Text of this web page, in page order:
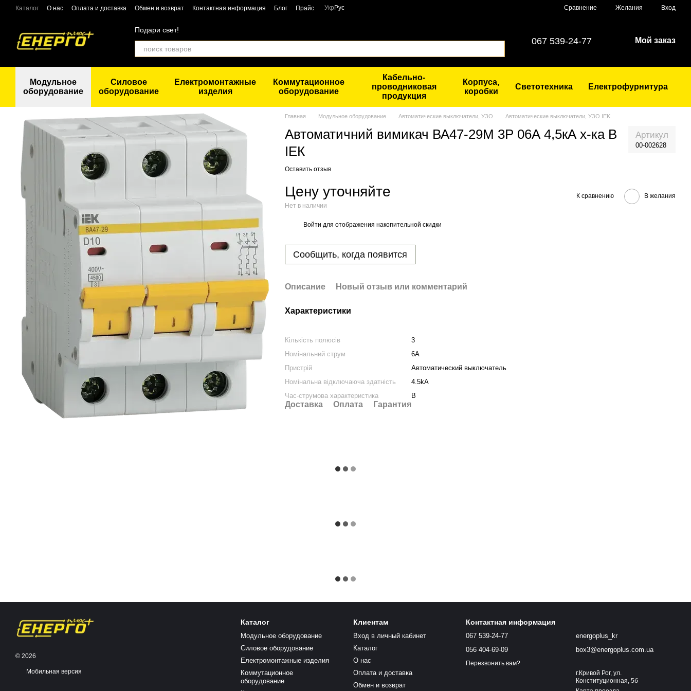
Перейти к основному контенту
Каталог О нас Оплата и доставка Обмен и возврат Контактная информация Блог Прайс Укр Рус Сравнение Желания Вход
Подари свет!
067 539-24-77 Мой заказ
Модульное
оборудование
Силовое
оборудование
Електромонтажные
изделия
Коммутационное
оборудование
Кабельно-
проводниковая
продукция
Корпуса,
коробки
Светотехника Електрофурнитура
Главная Модульное оборудование Автоматические выключатели, УЗО Автоматические выключатели, УЗО IEK
Автоматичний вимикач ВА47-29М 3Р 06А 4,5кА х-ка B
ІЕК
Артикул
00-002628
Оставить отзыв
Цену уточняйте
Нет в наличии
К сравнению В желания
Войти для отображения накопительной скидки
Сообщить, когда появится
Описание Новый отзыв или комментарий
Характеристики
Кількість полюсів
3
Номінальний струм
6A
Пристрій
Автоматический выключатель
Номінальна відключаюча здатність
4.5kA
Час-струмова характеристика
B
Доставка Оплата Гарантия
© 2026
Мобильная версия
Каталог
Модульное оборудование
Силовое оборудование
Електромонтажные изделия
Коммутационное
оборудование
Клиентам
Вход в личный кабинет
Каталог
О нас
Оплата и доставка
Обмен и возврат
Контактная информация
067 539-24-77
056 404-69-09
Перезвонить вам?
energoplus_kr
box3@energoplus.com.ua
г.Кривой Рог, ул.
Конституционная, 5б